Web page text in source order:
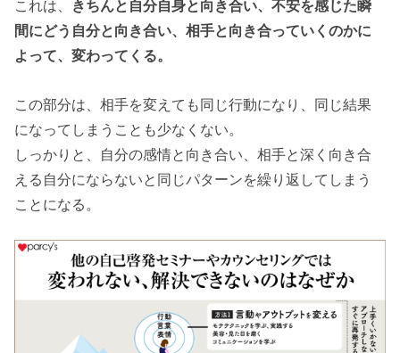
これは、 きちんと自分自身と向き合い、不安を感じた瞬
間にどう自分と向き合い、相手と向き合っていくのかに
よって、変わってくる。
この部分は、相手を変えても同じ行動になり、同じ結果
になってしまうことも少なくない。
しっかりと、自分の感情と向き合い、相手と深く向き合
える自分にならないと同じパターンを繰り返してしまう
ことになる。